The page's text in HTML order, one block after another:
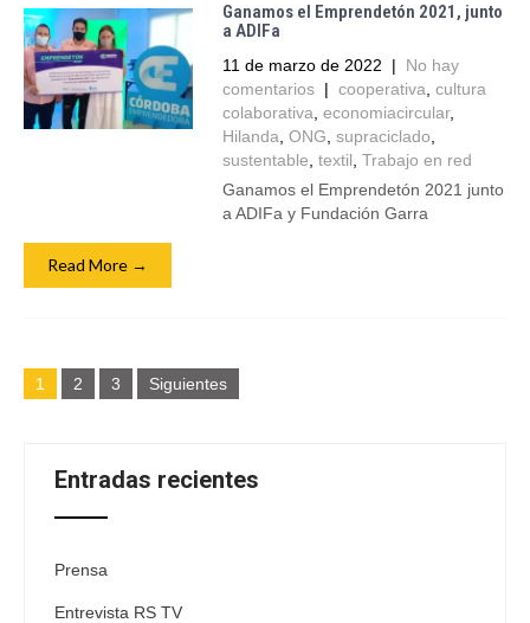
Ganamos el Emprendetón 2021, junto
a ADIFa
11 de marzo de 2022 | No hay
comentarios | cooperativa cultura
colaborativa economiacircular,
Hilanda ONG supraciclado
sustentable textil Trabajo en red
Ganamos el Emprendetón 2021 junto
a ADIFa y Fundación Garra
Read More →
Navegación
de
1 2 3 Siguientes
Entradas recientes
Prensa
Entrevista RS TV